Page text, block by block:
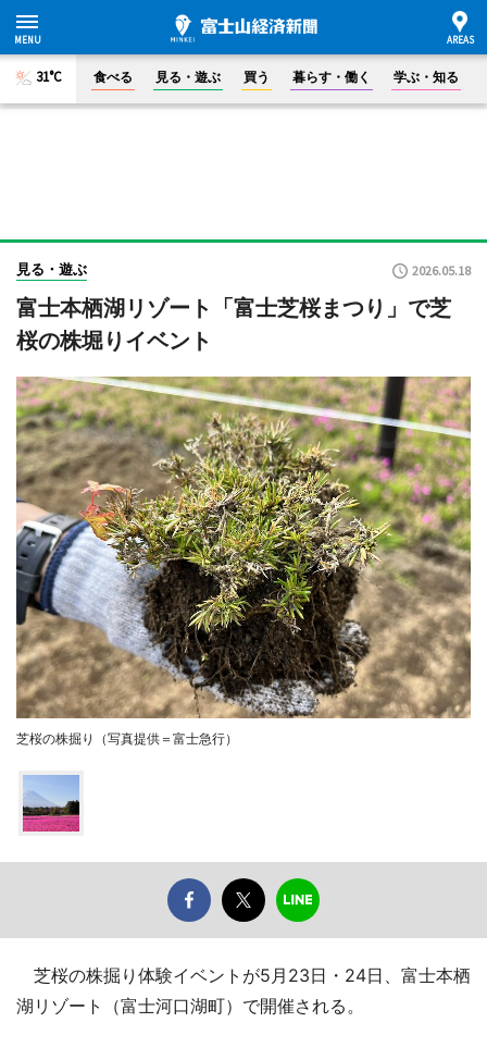
31°C 食べる 見る・遊ぶ 買う 暮らす・働く 学ぶ・知る
見る・遊ぶ 2026.05.18
富士本栖湖リゾート「富士芝桜まつり」で芝
桜の株堀りイベント
芝桜の株掘り（写真提供＝富士急行）
芝桜の株掘り体験イベントが5月23日・24日、富士本栖
湖リゾート（富士河口湖町）で開催される。